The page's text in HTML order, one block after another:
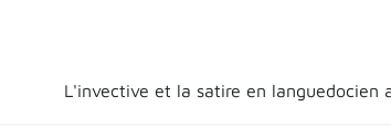
L'invective et la satire en languedocien